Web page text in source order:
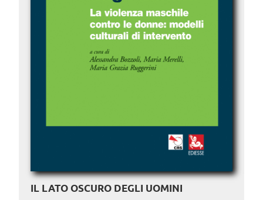
IL LATO OSCURO DEGLI UOMINI